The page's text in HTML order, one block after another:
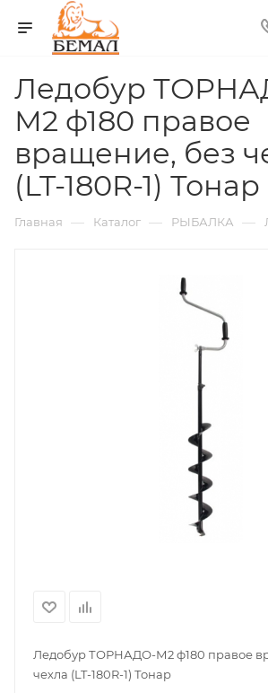
Ледобур
М2 ф180 правое
вращение, без
(LT-180R-1) Тонар
Главная — Каталог — РЫБАЛКА —
Ледобур ТОРНАДО-М2 ф180 правое
чехла (LT-180R-1) Тонар